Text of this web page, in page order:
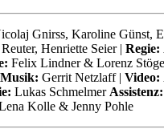
Gnirss, Karoline Günst,
Henriette Seier | Regie:
Felix Lindner & Lorenz
Musik: Gerrit Netzlaff | Video:
Lukas Schmelmer Assistenz:
Kolle & Jenny Pohle